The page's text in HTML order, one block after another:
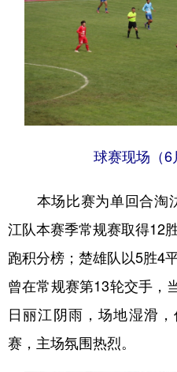
球赛现场（6
本场比赛为单回合淘
江队本赛季常规赛取得12
跑积分榜；楚雄队以5胜4
曾在常规赛第13轮交手，
日丽江阴雨，场地湿滑
赛，主场氛围热烈。